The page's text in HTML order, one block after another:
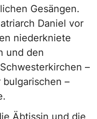
Gesängen.
Daniel vor
niederkniete
und den
–
–
Äbtissin und die